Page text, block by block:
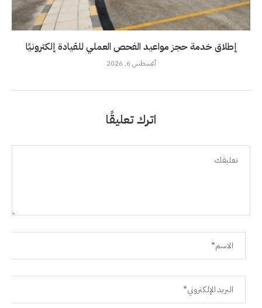
إطلاق خدمة حجز مواعيد الفحص العملي للقيادة إلكترونيًا
أغسطس 6, 2026
اترك تعليقًا